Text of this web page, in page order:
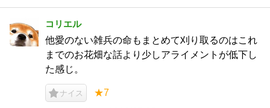
コリエル
他愛のない雑兵の命もまとめて刈り取るのはこれ
までのお花畑な話より少しアライメントが低下し
た感じ。
ナイス ★7